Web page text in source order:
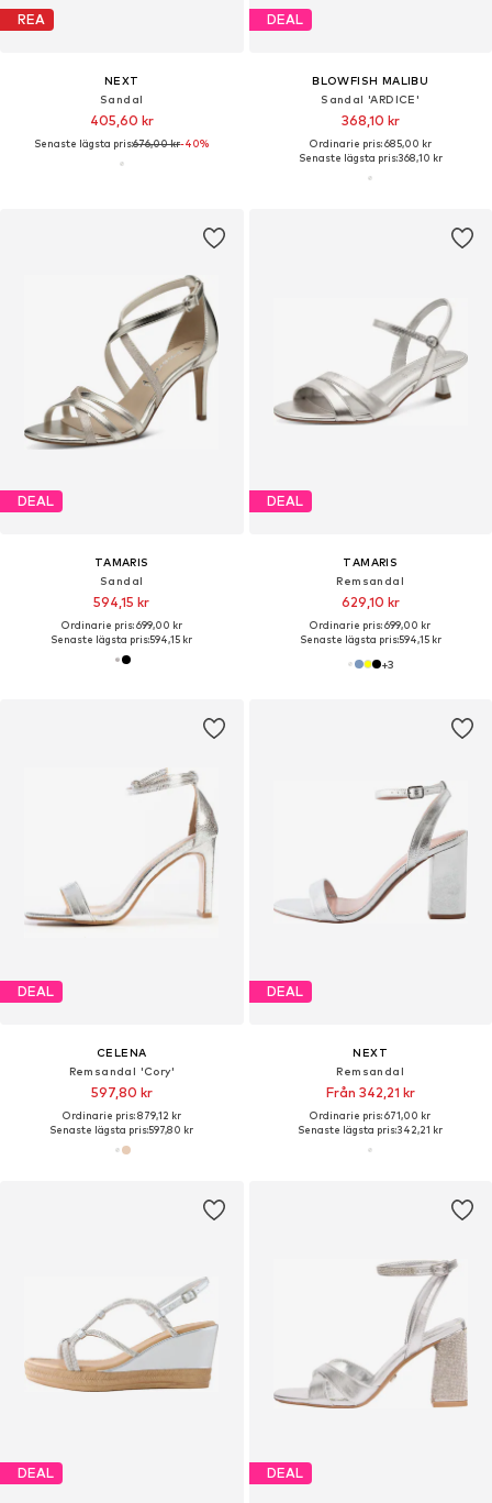
REA
NEXT
Sandal
405,60 kr
Senaste lägsta pris:676,00 kr-40%
DEAL
BLOWFISH MALIBU
Sandal 'ARDICE'
368,10 kr
Ordinarie pris: 685,00 kr
Senaste lägsta pris:368,10 kr
DEAL
TAMARIS
Sandal
594,15 kr
Ordinarie pris: 699,00 kr
Senaste lägsta pris:594,15 kr
DEAL
TAMARIS
Remsandal
629,10 kr
Ordinarie pris: 699,00 kr
Senaste lägsta pris:594,15 kr
+3
DEAL
CELENA
Remsandal 'Cory'
597,80 kr
Ordinarie pris: 879,12 kr
Senaste lägsta pris:597,80 kr
DEAL
NEXT
Remsandal
Från 342,21 kr
Ordinarie pris: 671,00 kr
Senaste lägsta pris:342,21 kr
DEAL DEAL